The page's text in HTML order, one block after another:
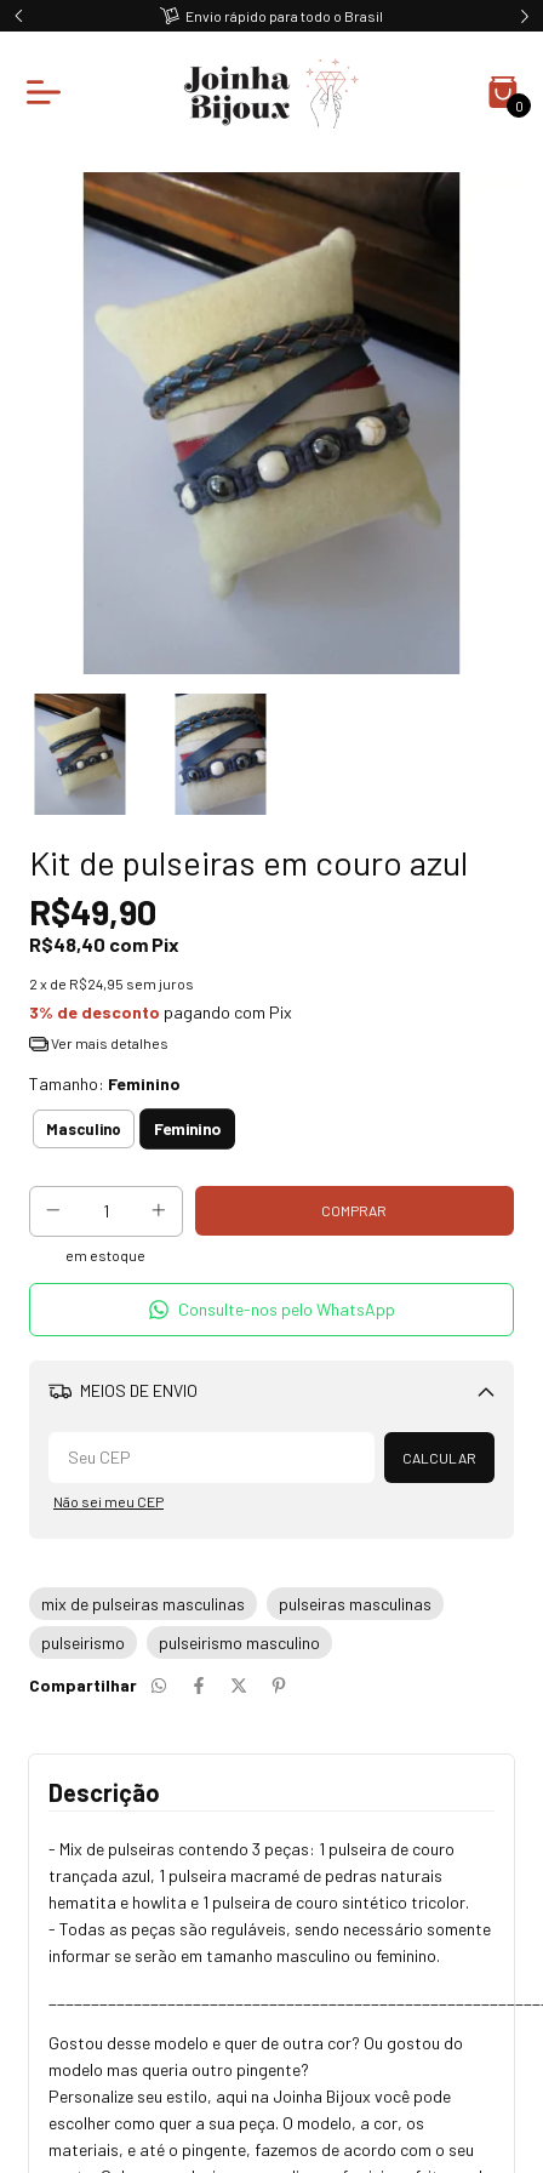
Envio rápido para todo o Brasil
0
Kit de pulseiras em couro azul
R$49,90
R$48,40 com Pix
2 x de R$24,95 sem juros
3% de desconto pagando com Pix
Ver mais detalhes
Tamanho: Feminino
Masculino Feminino
em estoque
Consulte-nos pelo WhatsApp
MEIOS DE ENVIO
Alterar CEP
CALCULAR
Não sei meu CEP
mix de pulseiras masculinas
pulseiras masculinas
pulseirismo
pulseirismo masculino
Compartilhar
Descrição
- Mix de pulseiras contendo 3 peças: 1 pulseira de couro
trançada azul, 1 pulseira macramé de pedras naturais
hematita e howlita e 1 pulseira de couro sintético tricolor.
- Todas as peças são reguláveis, sendo necessário somente
informar se serão em tamanho masculino ou feminino.
Gostou desse modelo e quer de outra cor? Ou gostou do
modelo mas queria outro pingente?
Personalize seu estilo, aqui na Joinha Bijoux você pode
escolher como quer a sua peça. O modelo, a cor, os
materiais, e até o pingente, fazemos de acordo com o seu